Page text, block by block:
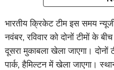
भारतीय क्रिकेट टीम इस समय
नवंबर, रविवार को दोनों टीमों के
दूसरा मुकाबला खेला जाएगा।
पार्क, हैमिल्टन में खेला जाएगा।